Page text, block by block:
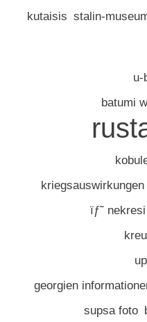
kutaisis stalin-
u-
batumi
kriegsauswirkungen
ïƒ˜ nekresi
georgien
supsa foto